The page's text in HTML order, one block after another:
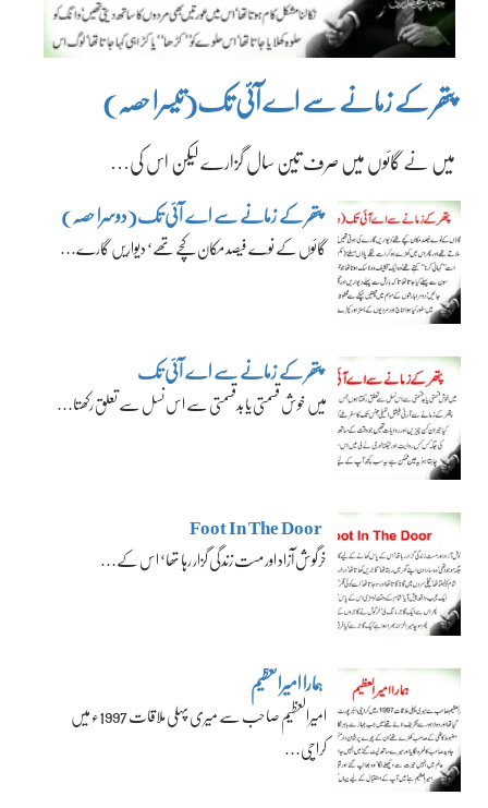
پتھر کے زمانے سے اے آئی تک(تیسرا حصہ)
میں نے گائوں میں صرف تین سال گزارے لیکن اس کی…
پتھر کے زمانے سے اے آئی تک(دوسرا حصہ)
گائوں کے نوے فیصد مکان کچے تھے‘ دیواریں گارے…
پتھر کے زمانے سے اے آئی تک
میں خوش قسمتی یا بدقسمتی سے اس نسل سے تعلق رکھتا…
Foot In The Door
خرگوش آزاد اور مست زندگی گزار رہا تھا‘ اس کے…
ہمارا امیرالعظیم
امیرالعظیم صاحب سے میری پہلی ملاقات 1997ء میں
کراچی…